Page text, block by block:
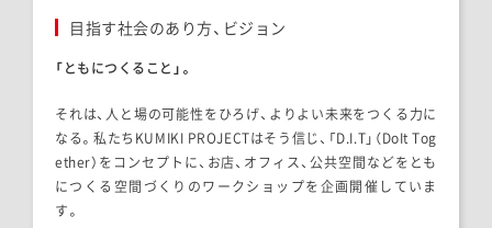
目指す社会のあり方、ビジョン
「ともにつくること」。
それは、人と場の可能性をひろげ、よりよい未来をつくる力に
なる。私たち KUMIKI PROJECTはそう信じ、「D.I.T」（DoIt Tog
ether）をコンセプトに、お店、オフィス、公共空間などをとも
につくる空間づくりのワークショップを企画開催していま
す。